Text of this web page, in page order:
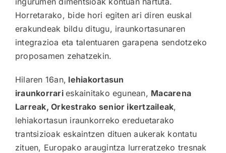
Horretarako, bide hori egiten ari diren euskal
erakundeak bildu ditugu, iraunkortasunaren
integrazioa eta talentuaren garapena sendotzeko
proposamen zehatzekin.
Hilaren 16an, lehiakortasun
iraunkorrarieskainitako egunean, Macarena
Larreak, Orkestrako senior ikertzaileak,
lehiakortasun iraunkorreko ereduetarako
trantsizioak eskaintzen dituen aukerak kontatu
zituen, Europako araugintza lurreratzeko tresnak